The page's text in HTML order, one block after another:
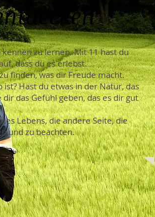
zu lernen. Mit 11 hast du
dass du es erlebst.
finden, was dir Freude macht.
Hast du etwas in der Natur, das
das Gefühl geben, das es dir gut
Lebens, die andere Seite, die
und zu beachten.